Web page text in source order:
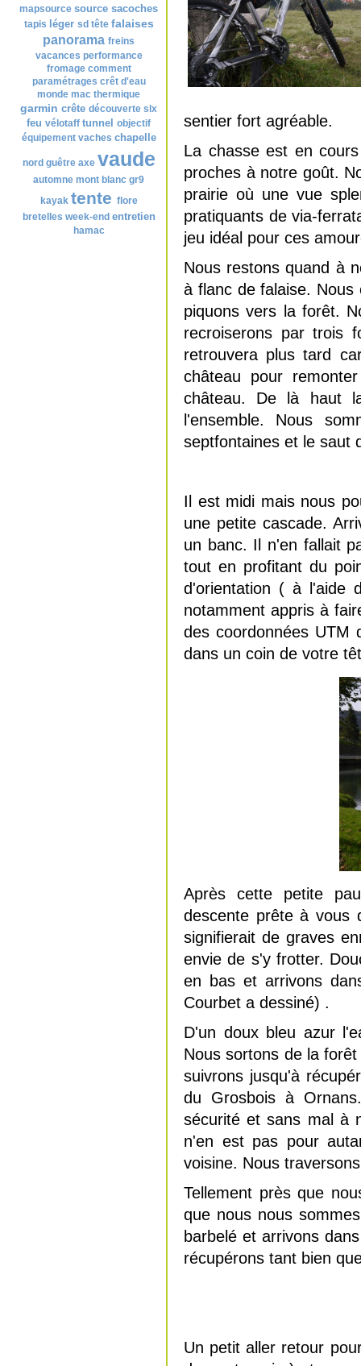
mapsource source sacoches
tapis léger sd tête falaises
panorama freins
vacances performance
fromage comment
paramétrages crêt d'eau
monde mac thermique
garmin crête découverte slx
feu vélotaff tunnel objectif
équipement vaches chapelle
nord guêtre axe vaude
automne mont blanc gr9
kayak tente flore
bretelles week-end entretien
hamac
sentier fort agréable.
La chasse est en
proches à notre goût.
prairie où une vue
pratiquants de via-
jeu idéal pour ces
Nous restons quand à
à flanc de falaise.
piquons vers la forêt.
recroiserons par trois
retrouvera plus tard
château pour
château. De là haut
l'ensemble. Nous
septfontaines et le saut
Il est midi mais nous
une petite cascade.
un banc. Il n'en fallait
tout en profitant du
d'orientation ( à l'aide
notamment appris à
des coordonnées UTM
dans un coin de votre
Après cette petite
descente prête à vous
signifierait de graves
envie de s'y frotter.
en bas et arrivons
Courbet a dessiné) .
D'un doux bleu azur
Nous sortons de la
suivrons jusqu'à
du Grosbois à
sécurité et sans mal à
n'en est pas pour
voisine. Nous
Tellement près que
que nous nous
barbelé et arrivons
récupérons tant bien
Un petit aller retour